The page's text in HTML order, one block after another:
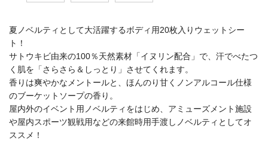
夏ノベルティとして大活躍するボディ用20枚入りウェットシー
ト！
サトウキビ由来の100％天然素材「イヌリン配合」で、汗でべたつ
く肌を「さらさら＆しっとり」させてくれます。
香りは爽やかなメントールと、ほんのり甘くノンアルコール仕様
のブーケットソープの香り。
屋内外のイベント用ノベルティをはじめ、アミューズメント施設
や屋内スポーツ観戦用などの来館時用手渡しノベルティとしてオ
ススメ！